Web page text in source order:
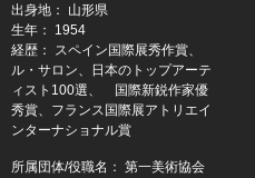
出身地： 山形県
生年： 1954
経歴： スペイン国際展秀作賞、
ル・サロン、日本のトップアーテ
ィスト100選、 国際新鋭作家優
秀賞、フランス国際展アトリエイ
ンターナショナル賞
所属団体/役職名： 第一美術協会